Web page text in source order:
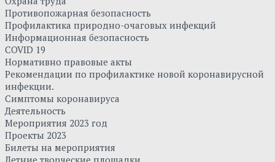
Противопожарная безопасность
Профилактика природно-очаговых инфекций
Информационная безопасность
COVID 19
Нормативно правовые акты
Рекомендации по профилактике новой коронавирусной
инфекции.
Симптомы коронавируса
Деятельность
Мероприятия 2023 год
Проекты 2023
Билеты на мероприятия